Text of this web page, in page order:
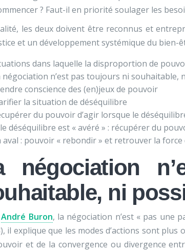
? Faut-il en priorité soulager les
les deux doivent être reconnus et
et un développement systémique du bien-
dans laquelle la disproportion de
négociation n’est pas toujours ni souhaitable,
conscience des (en)jeux de pouvoir
la situation de déséquilibre
du pouvoir d’agir lorsque le
déséquilibre est « avéré » : récupérer du
aval : pouvoir « rebondir » et retrouver la force
négociation
ni
André Buron, la négociation n’est « pas une
il explique que les modes d’actions sont
et de la convergence ou divergence